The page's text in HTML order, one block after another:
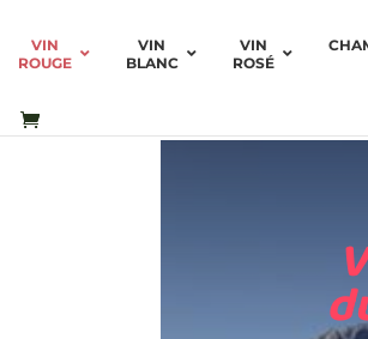
VIN
ROUGE
VIN
BLANC
VIN
ROSÉ